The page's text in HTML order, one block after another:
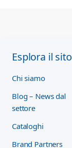
Esplora il sito
Chi siamo
Blog – News dal
settore
Cataloghi
Brand Partners